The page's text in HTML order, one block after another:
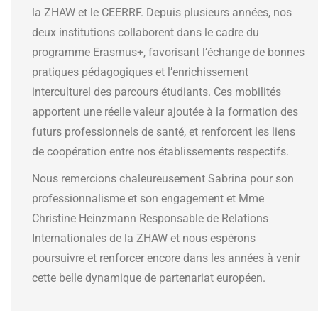
la ZHAW et le CEERRF. Depuis plusieurs années, nos
deux institutions collaborent dans le cadre du
programme Erasmus+, favorisant l’échange de bonnes
pratiques pédagogiques et l’enrichissement
interculturel des parcours étudiants. Ces mobilités
apportent une réelle valeur ajoutée à la formation des
futurs professionnels de santé, et renforcent les liens
de coopération entre nos établissements respectifs.
Nous remercions chaleureusement Sabrina pour son
professionnalisme et son engagement et Mme
Christine Heinzmann Responsable de Relations
Internationales de la ZHAW et nous espérons
poursuivre et renforcer encore dans les années à venir
cette belle dynamique de partenariat européen.